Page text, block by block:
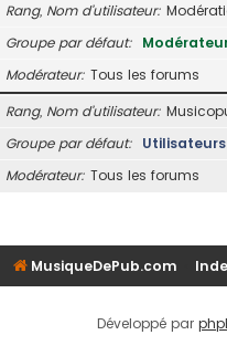
Rang, Nom d’utilisateur
Groupe par défaut
Modérateur Tous les forums
Rang, Nom d’utilisateur
Groupe par défaut
Modérateur Tous les forums
MusiqueDePub.com
Développé par